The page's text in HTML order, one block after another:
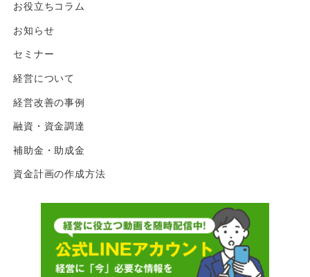
お役立ちコラム
お知らせ
セミナー
経営について
経営改善の事例
融資・資金調達
補助金・助成金
資金計画の作成方法